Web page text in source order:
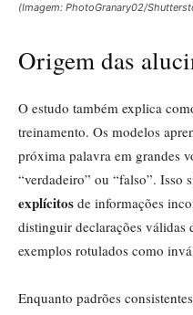
(Imagem: PhotoGranary02/
Origem das
O estudo também explica
treinamento. Os modelos
próxima palavra em grandes
“verdadeiro” ou “falso”. Isso
explícitos de informações
distinguir declarações válidas
exemplos rotulados como
Enquanto padrões